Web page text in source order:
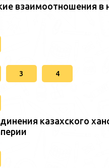
взаимоотношения в
3 4
казахского